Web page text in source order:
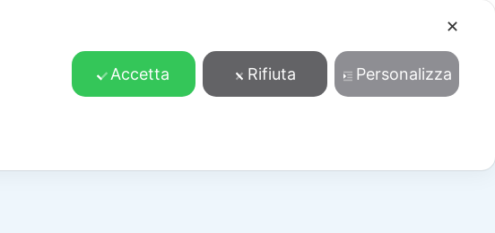
Download Cosa facciamo Contatti Accedi/Registrati
✕
Accetta Rifiuta Personalizza